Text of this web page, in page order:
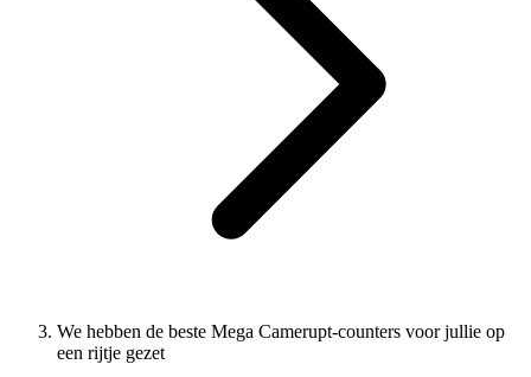
We hebben de beste Mega Camerupt-counters voor jullie op
een rijtje gezet